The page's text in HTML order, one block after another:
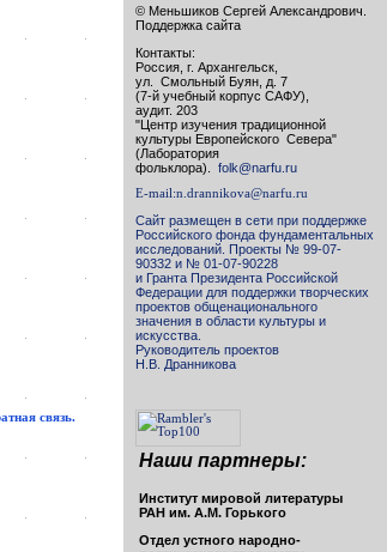
связь.
© Меньшиков Сергей Александрович.
Поддержка сайта
Контакты:
Россия, г. Архангельск,
ул. Смольный Буян, д. 7
(7-й учебный корпус САФУ),
аудит. 203
"Центр изучения традиционной
культуры Европейского Севера"
(Лаборатория
фольклора).
folk@narfu.ru
E-mail:n.drannikova@narfu.ru
Сайт размещен в сети при поддержке
Российского фонда фундаментальных
исследований. Проекты № 99-07-
90332 и № 01-07-90228
и Гранта Президента Российской
Федерации для поддержки творческих
проектов общенационального
значения в области культуры и
искусства.
Руководитель проектов
Н.В. Дранникова
Наши партнеры:
Институт мировой литературы
РАН им. А.М. Горького
Отдел устного народно-